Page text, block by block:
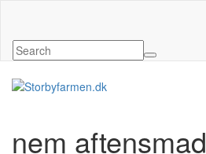
nem aftensmad